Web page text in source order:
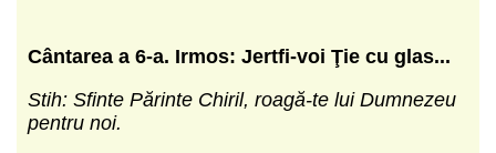
Cântarea a 6-a. Irmos: Jertfi-voi Ţie cu glas...
Stih: Sfinte Părinte Chiril, roagă-te lui Dumnezeu
pentru noi.